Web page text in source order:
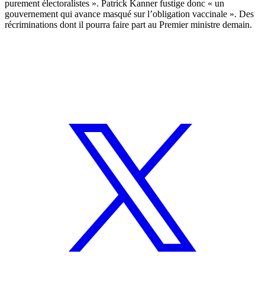
purement électoralistes ». Patrick Kanner fustige donc « un
gouvernement qui avance masqué sur l’obligation vaccinale ». Des
récriminations dont il pourra faire part au Premier ministre demain.